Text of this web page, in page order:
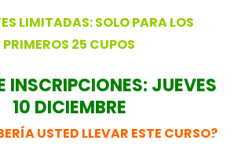
LIMITADAS: SOLO PARA LOS
PRIMEROS 25 CUPOS
INSCRIPCIONES: JUEVES
10 DICIEMBRE
USTED LLEVAR ESTE CURSO?